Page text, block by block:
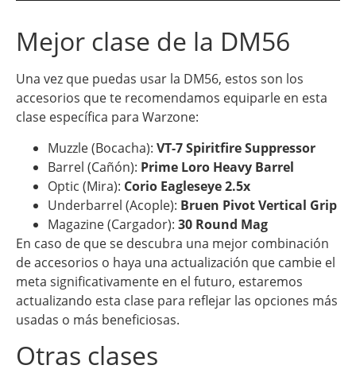
Mejor clase de la DM56
Una vez que puedas usar la DM56, estos son los
accesorios que te recomendamos equiparle en esta
clase específica para Warzone:
Muzzle (Bocacha): VT-7 Spiritfire Suppressor
Barrel (Cañón): Prime Loro Heavy Barrel
Optic (Mira): Corio Eagleseye 2.5x
Underbarrel (Acople): Bruen Pivot Vertical Grip
Magazine (Cargador): 30 Round Mag
En caso de que se descubra una mejor combinación
de accesorios o haya una actualización que cambie el
meta significativamente en el futuro, estaremos
actualizando esta clase para reflejar las opciones más
usadas o más beneficiosas.
Otras clases